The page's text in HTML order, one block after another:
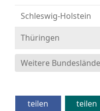
Schleswig-Holstein
Thüringen
Weitere
teilen teilen